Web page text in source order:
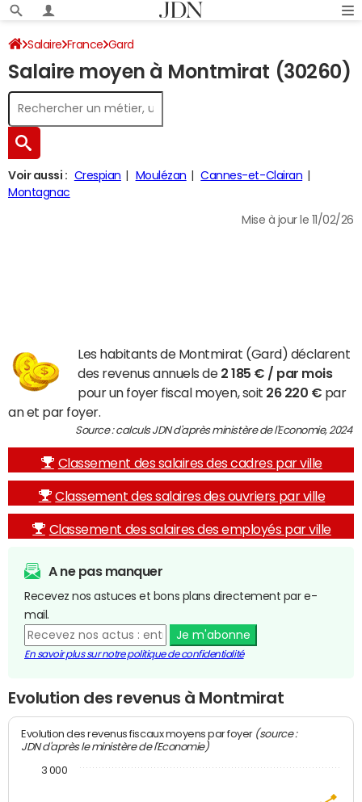
Salaire France Gard
Salaire moyen à Montmirat (30260)
Voir aussi : Crespian Moulézan
Cannes-et-Clairan
Montagnac
Mise à jour le 11/02/26
Les habitants de Montmirat (Gard) déclarent
des revenus annuels de 2 185 € / par mois
pour un foyer fiscal moyen, soit 26 220 € par
an et par foyer.
Source : calculs JDN d'après ministère de l'Economie, 2024
Classement des salaires des cadres par ville
Classement des salaires des ouvriers par ville
Classement des salaires des employés par ville
A ne pas manquer
Recevez nos astuces et bons plans directement par e-
mail.
Je m'abonne
En savoir plus sur notre politique de confidentialité
Evolution des revenus à Montmirat
Evolution des revenus fiscaux moyens par foyer (source :
JDN d'après le ministère de l'Economie)
3 000